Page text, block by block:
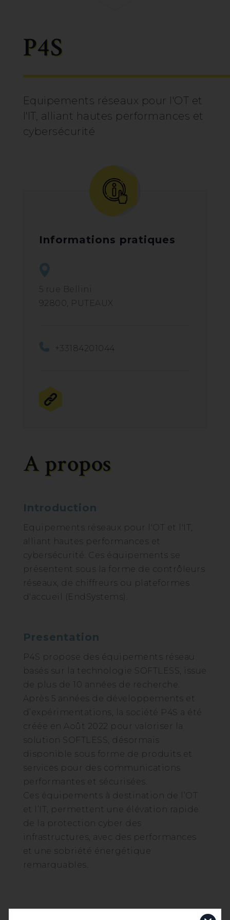
P4S
Equipements réseaux pour l'OT et
l'IT, alliant hautes performances et
cybersécurité
Informations pratiques
5 rue Bellini
92800, PUTEAUX
+33184201044
A propos
Introduction
Equipements réseaux pour l'OT et l'IT,
alliant hautes performances et
cybersécurité. Ces équipements se
présentent sous la forme de contrôleurs
réseaux, de chiffreurs ou plateformes
d'accueil (EndSystems).
Presentation
P4S propose des équipements réseau
basés sur la technologie SOFTLESS, issue
de plus de 10 années de recherche.
Après 5 années de développements et
d’expérimentations, la société P4S a été
créée en Août 2022 pour valoriser la
solution SOFTLESS, désormais
disponible sous forme de produits et
services pour des communications
performantes et sécurisées.
Ces équipements à destination de l’OT
et l’IT, permettent une élévation rapide
de la protection cyber des
infrastructures, avec des performances
et une sobriété énergétique
remarquables.